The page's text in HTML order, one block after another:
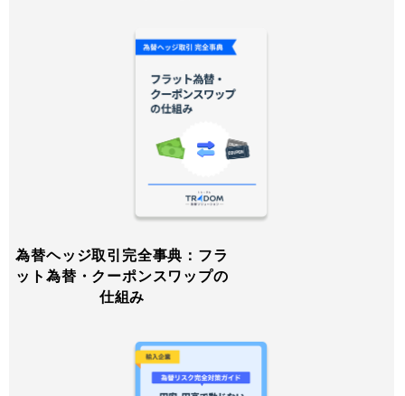
為替ヘッジ取引完全事典：フラ
ット為替・クーポンスワップの
仕組み